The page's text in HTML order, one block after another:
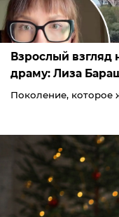
Взрослый
драму: Лиза
Поколение, которое